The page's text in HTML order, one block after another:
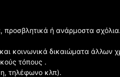
προσβλητικά ή ανάρμοστα
κοινωνικά δικαιώματα άλλων
τόπους .
τηλέφωνο κλπ).